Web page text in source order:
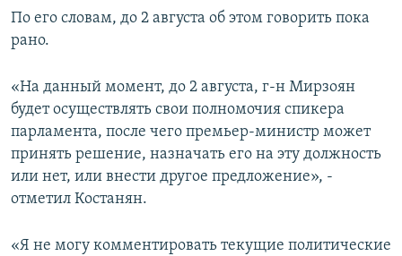
По его словам, до 2 августа об этом говорить пока
рано.
«На данный момент, до 2 августа, г-н Мирзоян
будет осуществлять свои полномочия спикера
парламента, после чего премьер-министр может
принять решение, назначать его на эту должность
или нет, или внести другое предложение», -
отметил Костанян.
«Я не могу комментировать текущие политические